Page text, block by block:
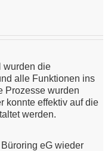
wurden die
alle Funktionen ins
Prozesse wurden
konnte effektiv auf die
werden.
eG wieder